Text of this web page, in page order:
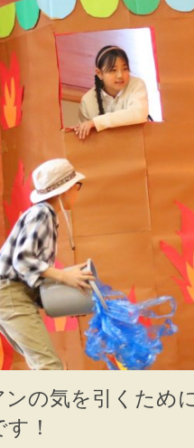
の気を引くため
！